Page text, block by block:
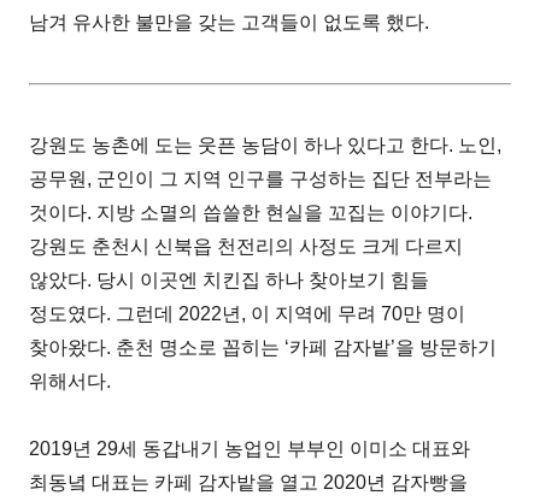
남겨 유사한 불만을 갖는 고객들이 없도록 했다.
강원도 농촌에 도는 웃픈 농담이 하나 있다고 한다. 노인,
공무원, 군인이 그 지역 인구를 구성하는 집단 전부라는
것이다. 지방 소멸의 씁쓸한 현실을 꼬집는 이야기다.
강원도 춘천시 신북읍 천전리의 사정도 크게 다르지
않았다. 당시 이곳엔 치킨집 하나 찾아보기 힘들
정도였다. 그런데 2022년, 이 지역에 무려 70만 명이
찾아왔다. 춘천 명소로 꼽히는 ‘카페 감자밭’을 방문하기
위해서다.
2019년 29세 동갑내기 농업인 부부인 이미소 대표와
최동녘 대표는 카페 감자밭을 열고 2020년 감자빵을